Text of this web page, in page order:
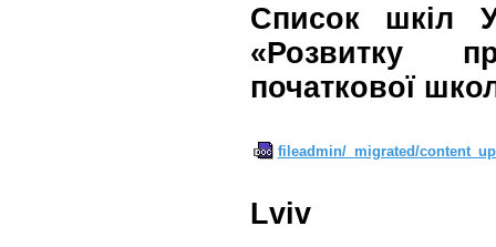
Список шкіл
«Розвитку
початкової
fileadmin/_migrated/
Lviv